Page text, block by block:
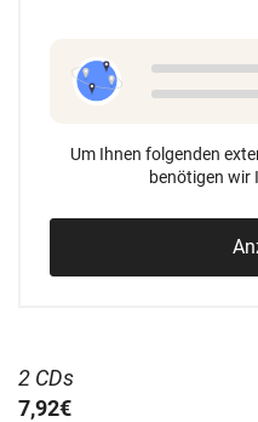
Um Ihnen folgenden
benötigen wir
2 CDs
7,92€